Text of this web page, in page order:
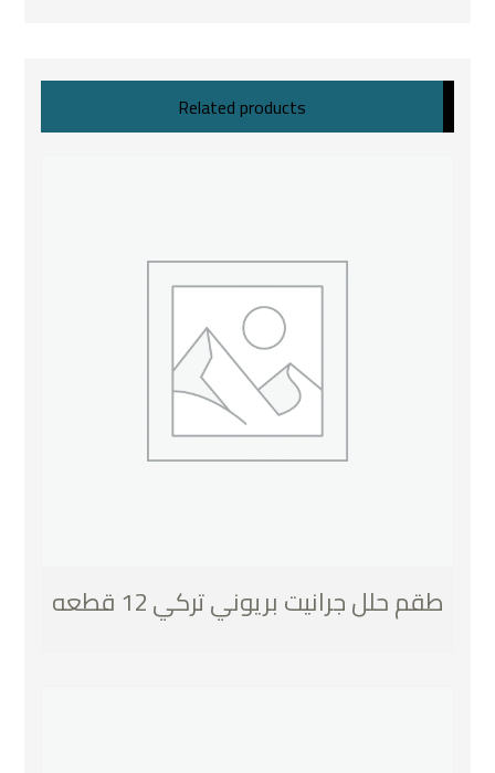
Related products
طقم حلل جرانيت بريوني تركي 12 قطعه